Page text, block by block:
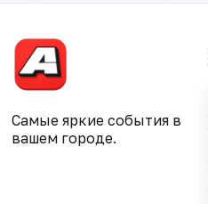
Самые яркие события в
вашем городе.